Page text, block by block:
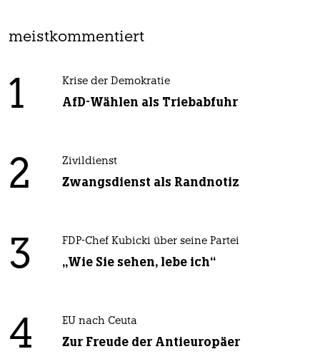
meistkommentiert
1 Krise der Demokratie
AfD-Wählen als Triebabfuhr
2 Zivildienst
Zwangsdienst als Randnotiz
3 FDP-Chef Kubicki über seine Partei
„Wie Sie sehen, lebe ich“
4 EU nach Ceuta
Zur Freude der Antieuropäer